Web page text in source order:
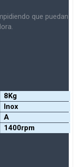
que puedan
8Kg
Inox
A
1400rpm